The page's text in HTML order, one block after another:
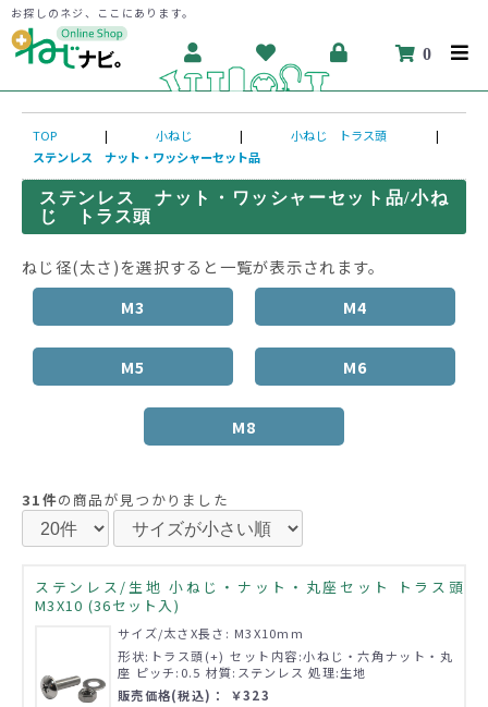
お探しのネジ、ここにあります。
0
TOP | 小ねじ | 小ねじ トラス頭
|
ステンレス ナット・ワッシャーセット品
ステンレス ナット・ワッシャーセット品/小ね
じ トラス頭
ねじ径(太さ)を選択すると一覧が表示されます。
M3
M4
M5 M6
M8
31件の商品が見つかりました
ステンレス/生地 小ねじ・ナット・丸座セット トラス頭
M3X10 (36セット入)
サイズ/太さX長さ: M3X10mm
形状:トラス頭(+) セット内容:小ねじ・六角ナット・丸
座 ピッチ:0.5 材質:ステンレス 処理:生地
販売価格(税込)： ￥323